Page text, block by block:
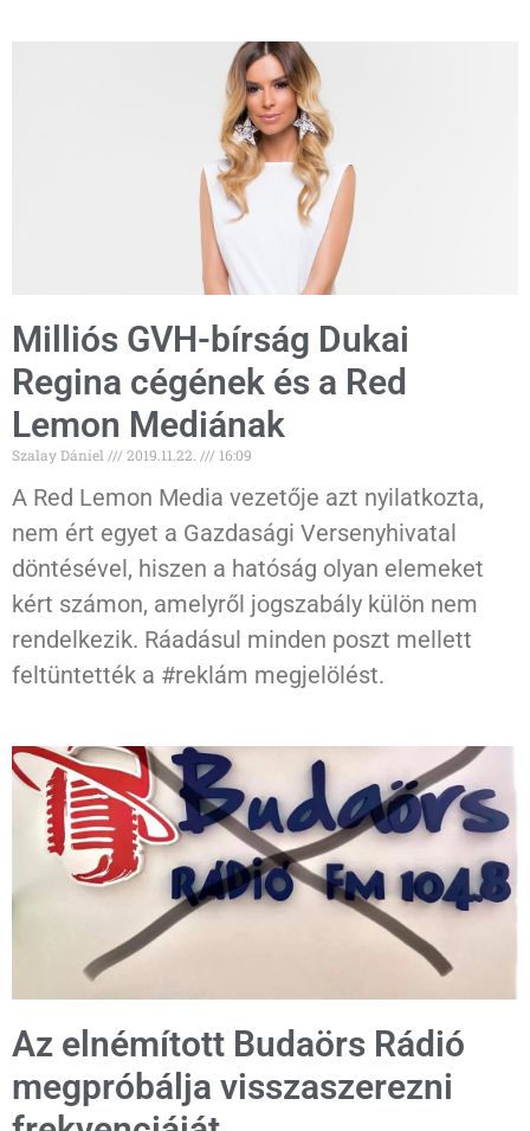
Milliós GVH-bírság Dukai
Regina cégének és a Red
Lemon Mediának
Szalay Dániel 2019.11.22. 16:09
A Red Lemon Media vezetője azt nyilatkozta,
nem ért egyet a Gazdasági Versenyhivatal
döntésével, hiszen a hatóság olyan elemeket
kért számon, amelyről jogszabály külön nem
rendelkezik. Ráadásul minden poszt mellett
feltüntették a #reklám megjelölést.
Az elnémított Budaörs Rádió
megpróbálja visszaszerezni